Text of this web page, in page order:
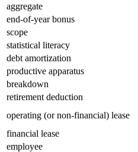
aggregate
end-of-year bonus
scope
statistical literacy
debt amortization
productive apparatus
breakdown
retirement deduction
operating (or non-financial) lease
financial lease
employee